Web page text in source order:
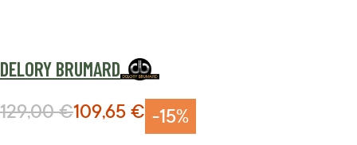
DELORY BRUMARD
-15%
Prix Spécial
109,65 €
Prix normal
129,00 €